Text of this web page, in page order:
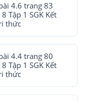
4.6 trang 83
Tập 1 SGK Kết
thức
4.4 trang 80
Tập 1 SGK Kết
thức